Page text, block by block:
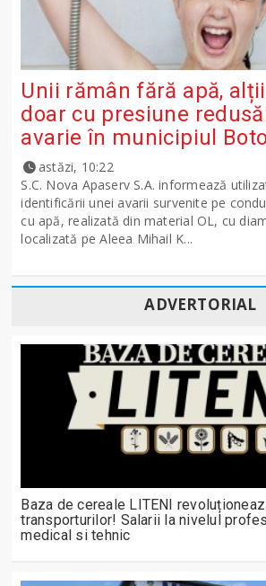
Unii rămân fără apă,
doar cu presiune
avarie în municipiul
astăzi, 10:22
S.C. Nova Apaserv S.A. informează
identificării unei avarii survenite pe
cu apă, realizată din material OL, cu
localizată pe Aleea Mihail K...
ADVERTORIAL
Baza de cereale LITENI
transporturilor! Salarii la nivelul
medical si tehnic